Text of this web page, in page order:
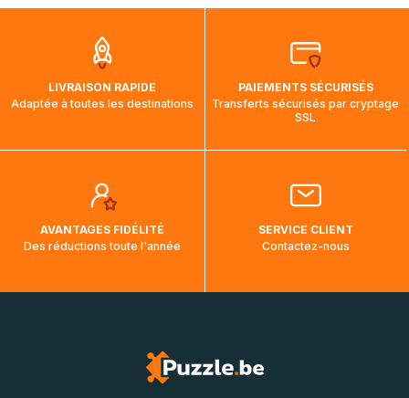
aura touché terre.
LIVRAISON RAPIDE
Adaptée à toutes les destinations
PAIEMENTS SÉCURISÉS
Transferts sécurisés par cryptage
SSL
AVANTAGES FIDÉLITÉ
Des réductions toute l'année
SERVICE CLIENT
Contactez-nous